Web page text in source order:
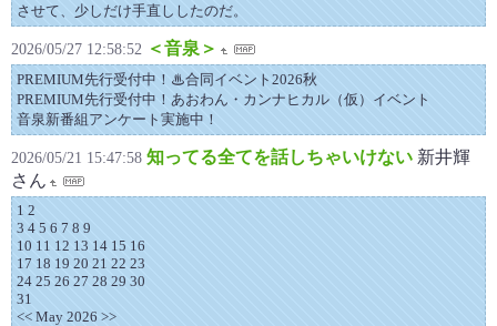
させて、少しだけ手直ししたのだ。
2026/05/27 12:58:52 ＜音泉＞
PREMIUM先行受付中！♨合同イベント2026秋
PREMIUM先行受付中！あおわん・カンナヒカル（仮）イベント
音泉新番組アンケート実施中！
2026/05/21 15:47:58 知ってる全てを話しちゃいけない 新井輝
さん
1 2
3 4 5 6 7 8 9
10 11 12 13 14 15 16
17 18 19 20 21 22 23
24 25 26 27 28 29 30
31
<< May 2026 >>